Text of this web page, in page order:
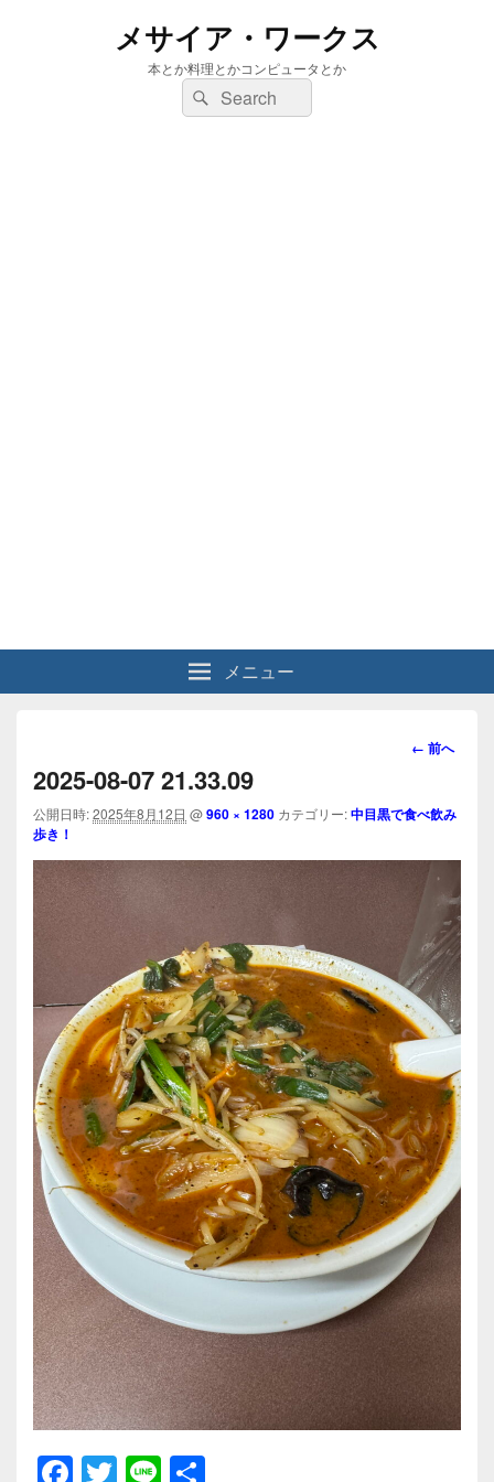
メサイア・ワークス
本とか料理とかコンピュータとか
検
索:
検
索
メニュー
画
ビ
ー
シ
ョ
ン
← 前へ
2025-08-07 21.33.09
公開日時:2025年8月12日 @960 × 1280 カテゴリー:中目黒で食べ飲み
歩き！